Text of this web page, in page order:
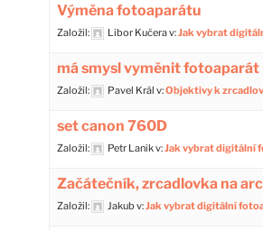
Výměna fotoaparátu
Založil: Libor Kučerav:Jak vybrat
má smysl vyměnit fotoaparát
Založil: Pavel Král v:Objektivy k
set canon 760D
Založil: Petr Lanikv:Jak vybrat digitální
Začátečník, zrcadlovka na
Založil: Jakub v:Jak vybrat digitální